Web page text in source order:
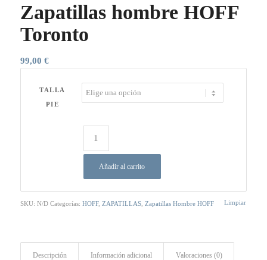
Zapatillas hombre HOFF
Toronto
99,00 €
TALLA
PIE
Limpiar
Añadir al carrito
SKU: N/D Categorías: HOFF, ZAPATILLAS, Zapatillas Hombre HOFF
Descripción Información adicional Valoraciones (0)